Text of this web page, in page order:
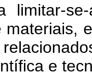
limitar-
materiais,
e